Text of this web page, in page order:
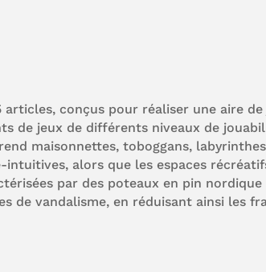
conçus pour réaliser une aire
de jeux de différents niveaux de
maisonnettes, toboggans,
alors que les espaces
par des poteaux en pin
de vandalisme, en réduisant ainsi les